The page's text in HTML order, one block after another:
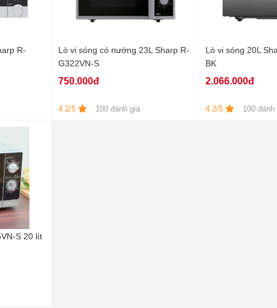
R-
Lò vi sóng có nướng 23L Sharp R-
G322VN-S
750.000đ
4.2/5 100 đánh giá
Lò vi sóng 20L
BK
2.066.000đ
4.2/5 100 đánh
S 20 lít